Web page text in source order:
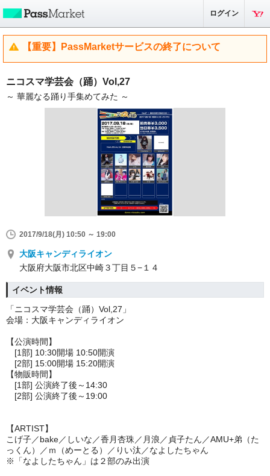
ログイン
【重要】PassMarketサービスの終了について
ニコスマ学芸会（踊）Vol,27
～ 華麗なる踊り手集めてみた ～
2017/9/18(月) 10:50 ～ 19:00
大阪キャンディライオン
大阪府大阪市北区中崎３丁目５−１４
イベント情報
「ニコスマ学芸会（踊）Vol,27 」
会場：大阪キャンディライオン
【公演時間】
[1部] 10:30開場 10:50開演
[2部] 15:00開場 15:20開演
【物販時間】
[1部] 公演終了後～14:30
[2部] 公演終了後～19:00
【ARTIST】
こげ子／bake／しいな／香月杏珠／月浪／貞子たん／AMU+弟（た
っくん）／ｍ（めーとる）／りい汰／なよしたちゃん
※「なよしたちゃん」は２部のみ出演